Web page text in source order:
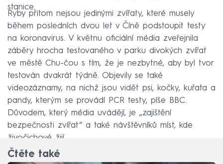
stanice.
Ryby přitom nejsou jedinými zvířaty, které musely
během posledních dvou let v Číně podstoupit testy
na koronavirus. V květnu oficiální média zveřejnila
záběry hrocha testovaného v parku divokých zvířat
ve městě Chu-čou s tím, že je nezbytné, aby byl tvor
testován dvakrát týdně. Objevily se také
videozáznamy, na nichž jsou vidět psi, kočky, kuřata a
pandy, kterým se provádí PCR testy, píše BBC.
Důvodem, který média uvádějí, je „zajištění
bezpečnosti zvířat“ a také návštěvníků míst, kde
živočichové žijí.
Čtěte také